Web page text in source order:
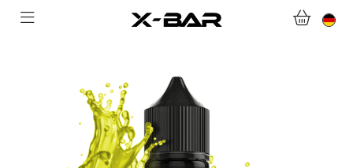
ABONNEMENTS
COLLECTIONS